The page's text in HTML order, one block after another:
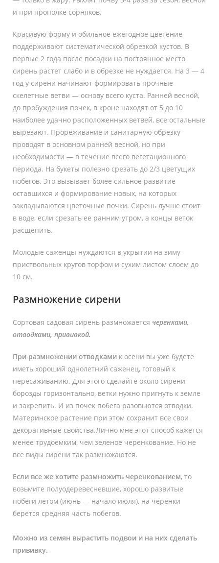
и при прополке сорняков.
Красивую форму и обильное ежегодное цветение
поддерживают систематической обрезкой кустов. В
первые 2 года после посадки на постоянное место
сирень растет слабо и в обрезке не нуждается. На 3 — 4
год у сирени начинают формировать прочные
скелетные ветви — основу всего куста. Ранней весной,
до пробуждения почек, в кроне находят от 5 до 10
наиболее удачно расположенных ветвей, все остальные
вырезают. Прореживание и санитарную обрезку
проводят в основном ранней весной, но при
необходимости — в течение всего вегетационного
периода. На букеты полезно срезать до 2/3 цветущих
побегов. Это вызывает более сильное развитие
оставшихся и формирование новых, на которых
закладываются цветочные почки. Сирень лучше стоит
в воде, если срезать ее ранним утром, а концы веток
расщепить.
Молодые саженцы нуждаются в укрытии на зиму
приствольных кругов торфом и сухим листом слоем до
10 см.
Размножение сирени
Сортовая садовая сирень размножается черенками,
отводками, прививкой.
При размножении отводками к осени вы уже будете
иметь хороший однолетний саженец, готовый к
пересаживанию. Для этого сделайте около сирени
борозды горизонтально, ветки нужно пригнуть к земле
и закрепить. И из почек побега разовьются отводки.
Материнское растение при этом сохранит все свои
декоративные свойства.Лично мне этот способ кажется
менее трудоемким, чем зеленое черенкование. Но не
все виды сирени так размножаются.
Если все же хотите размножить черенкованием, то
возьмите полуодеревесневшие, хорошо развитые
побеги летом (июнь — начало июля), на черенки
берется средняя часть побегов.
Можно из семян вырастить подвои и на них сделать
прививку.